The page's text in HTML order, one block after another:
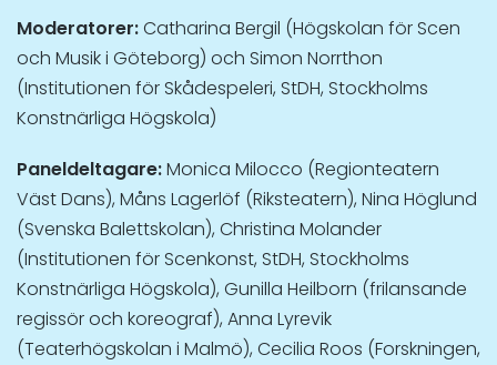
Moderatorer:Catharina Bergil (Högskolan för Scen
och Musik i Göteborg) och Simon Norrthon
(Institutionen för Skådespeleri, StDH, Stockholms
Konstnärliga Högskola)
Paneldeltagare:Monica Milocco (Regionteatern
Väst Dans), Måns Lagerlöf (Riksteatern), Nina Höglund
(Svenska Balettskolan), Christina Molander
(Institutionen för Scenkonst, StDH, Stockholms
Konstnärliga Högskola), Gunilla Heilborn (frilansande
regissör och koreograf), Anna Lyrevik
(Teaterhögskolan i Malmö), Cecilia Roos (Forskningen,